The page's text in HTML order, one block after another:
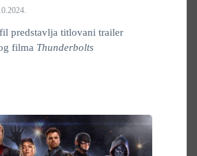
predstavlja titlovani trailer
filma Thunderbolts